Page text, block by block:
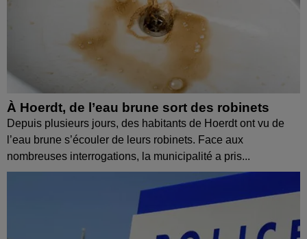
À Hoerdt, de l’eau brune sort des robinets
Depuis plusieurs jours, des habitants de Hoerdt ont vu de
l’eau brune s’écouler de leurs robinets. Face aux
nombreuses interrogations, la municipalité a pris...